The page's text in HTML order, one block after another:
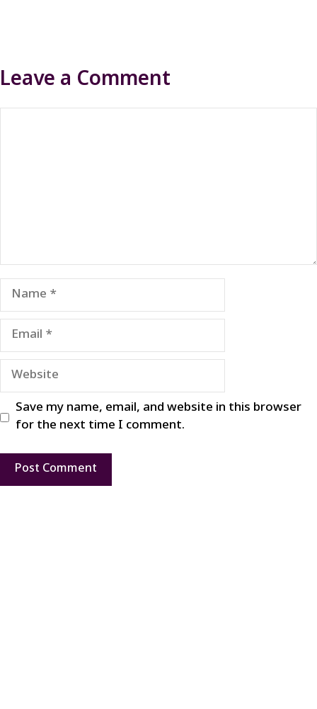
Leave a Comment
Name
Email
Website
Save my name, email, and website in this browser
for the next time I comment.